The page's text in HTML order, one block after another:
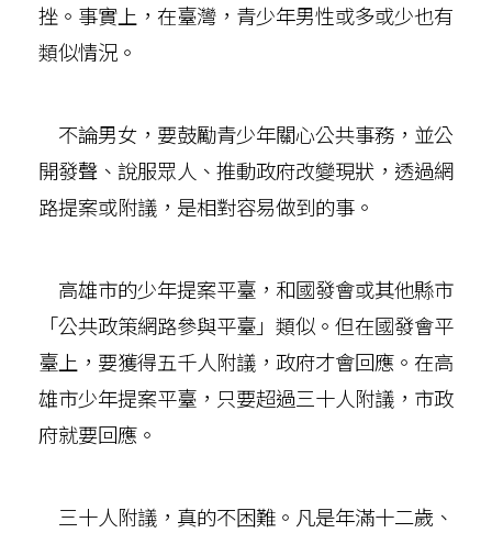
挫。事實上，在臺灣，青少年男性或多或少也有
類似情況。
不論男女，要鼓勵青少年關心公共事務，並公
開發聲、說服眾人、推動政府改變現狀，透過網
路提案或附議，是相對容易做到的事。
高雄市的少年提案平臺，和國發會或其他縣市
「公共政策網路參與平臺」類似。但在國發會平
臺上，要獲得五千人附議，政府才會回應。在高
雄市少年提案平臺，只要超過三十人附議，市政
府就要回應。
三十人附議，真的不困難。凡是年滿十二歲、